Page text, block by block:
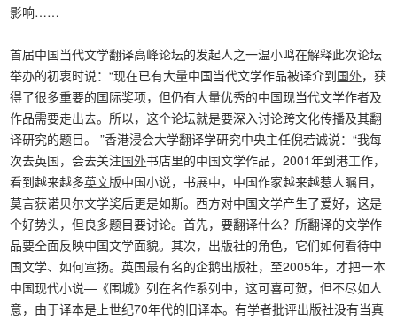
影响……
首届中国当代文学翻译高峰论坛的发起人之一温小鸣在解释此次论坛
举办的初衷时说：“现在已有大量中国当代文学作品被译介到国外，获
得了很多重要的国际奖项，但仍有大量优秀的中国现当代文学作者及
作品需要走出去。所以，这个论坛就是要深入讨论跨文化传播及其翻
译研究的题目。 ”香港浸会大学翻译学研究中央主任倪若诚说：“我每
次去英国，会去关注国外书店里的中国文学作品，2001年到港工作，
看到越来越多英文版中国小说，书展中，中国作家越来越惹人瞩目，
莫言获诺贝尔文学奖后更是如斯。西方对中国文学产生了爱好，这是
个好势头，但良多题目要讨论。首先，要翻译什么？所翻译的文学作
品要全面反映中国文学面貌。其次，出版社的角色，它们如何看待中
国文学、如何宣扬。英国最有名的企鹅出版社，至2005年，才把一本
中国现代小说—《围城》列在名作系列中，这可喜可贺，但不尽如人
意，由于译本是上世纪70年代的旧译本。有学者批评出版社没有当真